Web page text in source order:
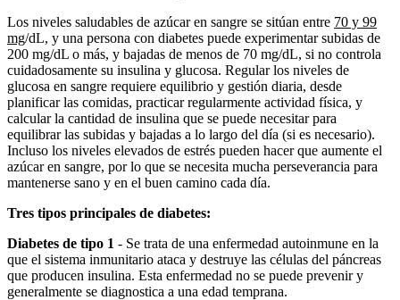
Los niveles saludables de azúcar en sangre se sitúan entre 70 y 99
mg/dL, y una persona con diabetes puede experimentar subidas de
200 mg/dL o más, y bajadas de menos de 70 mg/dL, si no controla
cuidadosamente su insulina y glucosa. Regular los niveles de
glucosa en sangre requiere equilibrio y gestión diaria, desde
planificar las comidas, practicar regularmente actividad física, y
calcular la cantidad de insulina que se puede necesitar para
equilibrar las subidas y bajadas a lo largo del día (si es necesario).
Incluso los niveles elevados de estrés pueden hacer que aumente el
azúcar en sangre, por lo que se necesita mucha perseverancia para
mantenerse sano y en el buen camino cada día.
Tres tipos principales de diabetes:
Diabetes de tipo 1 - Se trata de una enfermedad autoinmune en la
que el sistema inmunitario ataca y destruye las células del páncreas
que producen insulina. Esta enfermedad no se puede prevenir y
generalmente se diagnostica a una edad temprana.